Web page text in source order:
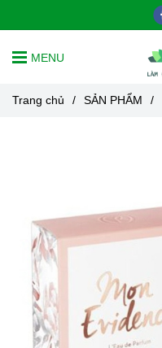
MENU
Trang chủ / SẢN PHẨM /